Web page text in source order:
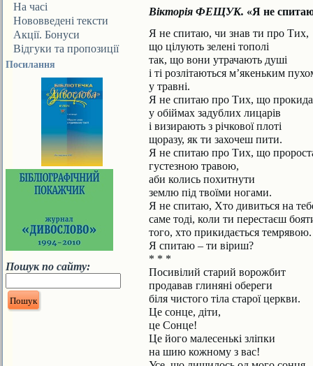
На часі
Нововведені тексти
Акції. Бонуси
Відгуки та пропозиції
Посилання
Пошук по сайту:
Вікторія ФЕЩУК. «Я не
Я не спитаю, чи знав ти про Тих,
що цілують зелені тополі
так, що вони утрачають душі
і ті розлітаються м’якеньким
у травні.
Я не спитаю про Тих, що
у обіймах задублих лицарів
і визирають з річкової плоті
щоразу, як ти захочеш пити.
Я не спитаю про Тих, що
густезною травою,
аби колись похитнути
землю під твоїми ногами.
Я не спитаю, Хто дивиться на
саме тоді, коли ти перестаєш
того, хто прикидається темрявою.
Я спитаю – ти віриш?
* * *
Посивілий старий ворожбит
продавав глиняні обереги
біля чистого тіла старої церкви.
Це сонце, діти,
це Сонце!
Це його малесенькі зліпки
на шию кожному з вас!